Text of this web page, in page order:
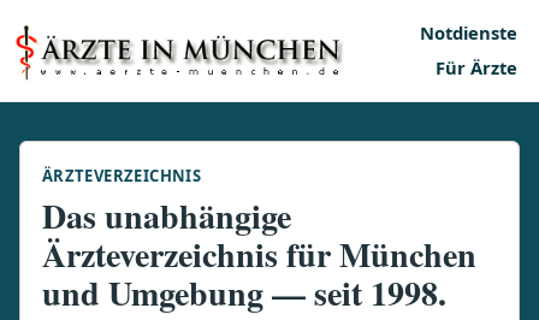
Notdienste
Für Ärzte
ÄRZTEVERZEICHNIS
Das unabhängige
Ärzteverzeichnis für München
und Umgebung — seit 1998.